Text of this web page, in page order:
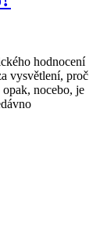
hodnocení
vysvětlení, proč
nocebo, je